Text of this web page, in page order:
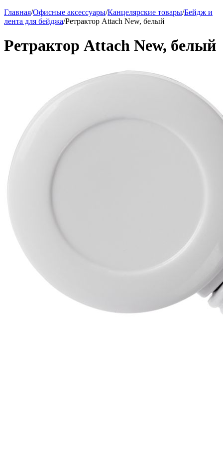
Главная/Офисные аксессуары/Канцелярские товары/Бейдж и
лента для бейджа/Ретрактор Attach New, белый
Ретрактор Attach New, белый